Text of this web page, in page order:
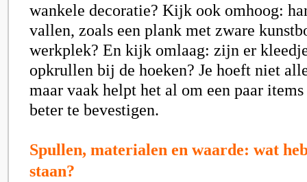
wankele decoratie? Kijk ook omhoog:
vallen, zoals een plank met zware
werkplek? En kijk omlaag: zijn er
opkrullen bij de hoeken? Je hoeft niet
maar vaak helpt het al om een paar
beter te bevestigen.
Spullen, materialen en waarde: wat
staan?